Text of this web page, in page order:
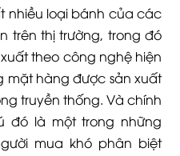
nhiều loại bánh của các
trên thị trường, trong đó
theo công nghệ hiện
mặt hàng được sản xuất
truyền thống. Và chính
đó là một trong những
mua khó phân biệt